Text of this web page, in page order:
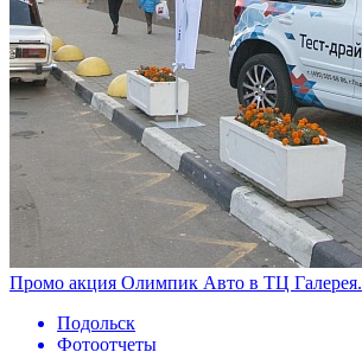
Промо акция Олимпик Авто в ТЦ Галерея.
Подольск
Фотоотчеты